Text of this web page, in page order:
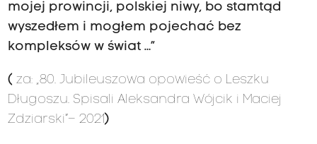
mojej prowincji, polskiej niwy, bo stamtąd
wyszedłem i mogłem pojechać bez
kompleksów w świat …”
( za: „80. Jubileuszowa opowieść o Leszku
Długoszu. Spisali Aleksandra Wójcik i Maciej
Zdziarski”– 2021)